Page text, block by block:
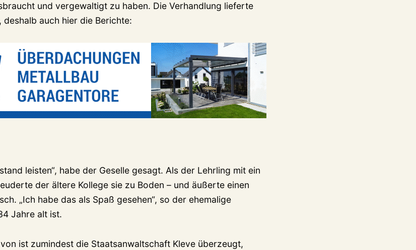
und vergewaltigt zu haben. Die Verhandlung lieferte
auch hier die Berichte:
leisten“, habe der Geselle gesagt. Als der Lehrling mit ein
der ältere Kollege sie zu Boden – und äußerte einen
„Ich habe das als Spaß gesehen“, so der ehemalige
Jahre alt ist.
ist zumindest die Staatsanwaltschaft Kleve überzeugt,